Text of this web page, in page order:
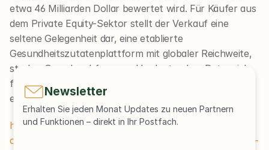
etwa 46 Milliarden Dollar bewertet wird. Für Käufer aus
dem Private Equity-Sektor stellt der Verkauf eine
seltene Gelegenheit dar, eine etablierte
Gesundheitszutatenplattform mit globaler Reichweite,
starker Grundnachfrage und bedeutendem Potenzial
für operative und kommerzielle Expansion zu
erwerben.
https://www.privateequitywire.co.uk/lone-star-altaris-
one-rock-eye-2-5bn-lonza-capsules-health-ingredients-
Newsletter
Erhalten Sie jeden Monat Updates zu neuen Partnern
und Funktionen – direkt in Ihr Postfach.